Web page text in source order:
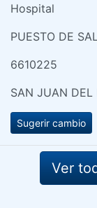
Hospital
PUESTO DE
6610225
SAN JUAN DEL
Sugerir cambio
Ver